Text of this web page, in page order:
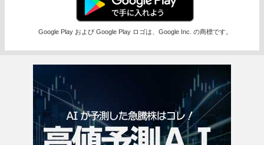
Google Play および Google Play ロゴは、Google Inc. の商標です。